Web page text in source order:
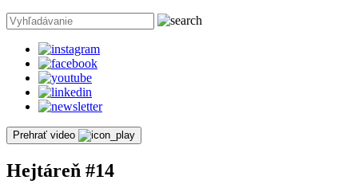
Prehrať video
Hejtáreň #14